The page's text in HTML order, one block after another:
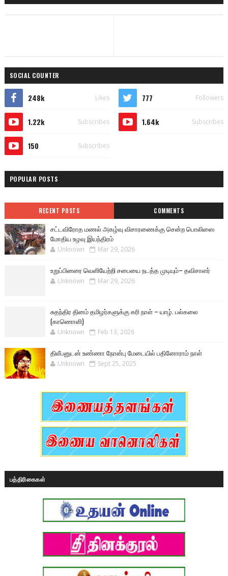
SOCIAL COUNTER
248k Likes 777 Followers
1.22k Subscribes 1.64k Subscribes
150 Subscribes
POPULAR POSTS
RECENT POSTS COMMENTS
சட்டவிரோத மணல் அகழ்வு விசாரணைக்கு சென்ற பொலிஸை
மோதிய உழவு இயந்திரம்
Unknown Mar 29, 2026
உறுப்பினரை வெளியேற்றி சபையை நடத்த முடியும்– தவிசாளர்
Unknown Mar 29, 2026
சுதந்திர தினம் தமிழர்களுக்கு கரி நாள் – யாழ். பல்கலை
(காணொளி)
Unknown Feb 13, 2026
திலீபனுடன் உண்ணா நோன்பு மேடையில் பதினோராம் நாள்
Unknown Sept 25, 2025
பத்திரிகைகள்